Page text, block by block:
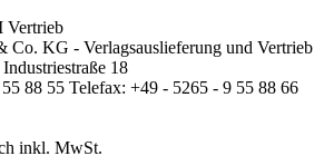
Vertrieb
Co. KG - Verlagsauslieferung und Vertrieb
18
88 55 Telefax: +49 - 5265 - 9 55 88 66
inkl. MwSt.